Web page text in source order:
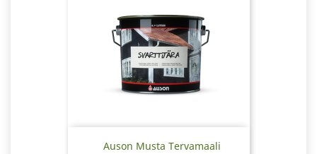
Auson Musta Tervamaali